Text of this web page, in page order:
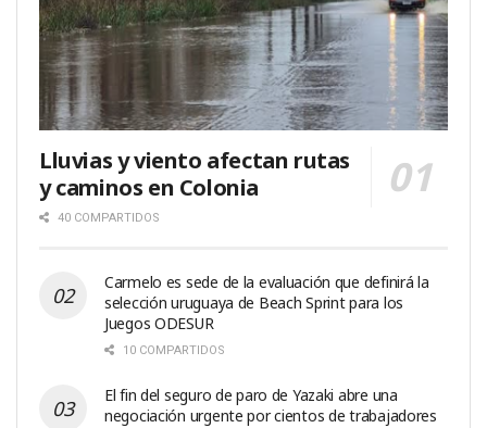
Lluvias y viento afectan rutas
y caminos en Colonia
40 COMPARTIDOS
Carmelo es sede de la evaluación que definirá la
selección uruguaya de Beach Sprint para los
Juegos ODESUR
10 COMPARTIDOS
El fin del seguro de paro de Yazaki abre una
negociación urgente por cientos de trabajadores